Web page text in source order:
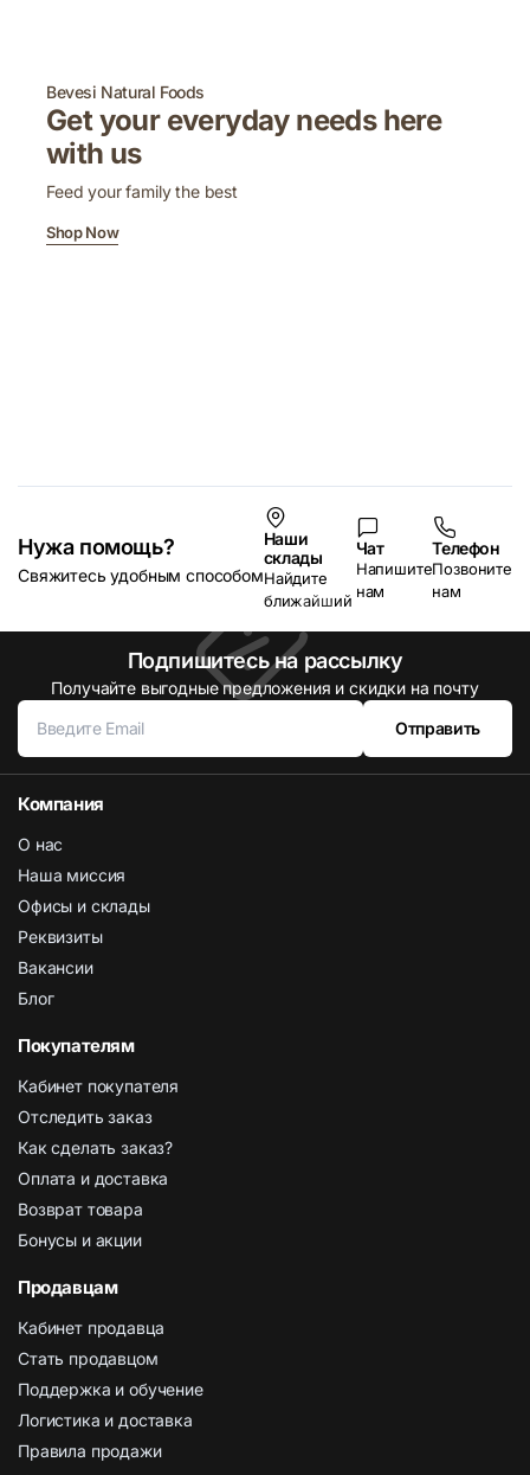
Bevesi Natural Foods
Get your everyday needs here
with us
Feed your family the best
Shop Now
Нужа помощь?
Свяжитесь удобным способом
Наши
склады
Найдите
ближайший
Чат
Напишите
нам
Телефон
Позвоните
нам
Подпишитесь на рассылку
Получайте выгодные предложения и скидки на почту
Отправить
Компания
О нас
Наша миссия
Офисы и склады
Реквизиты
Вакансии
Блог
Покупателям
Кабинет покупателя
Отследить заказ
Как сделать заказ?
Оплата и доставка
Возврат товара
Бонусы и акции
Продавцам
Кабинет продавца
Стать продавцом
Поддержка и обучение
Логистика и доставка
Правила продажи